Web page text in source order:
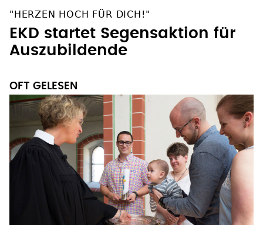
"HERZEN HOCH FÜR DICH!"
EKD startet Segensaktion für
Auszubildende
OFT GELESEN